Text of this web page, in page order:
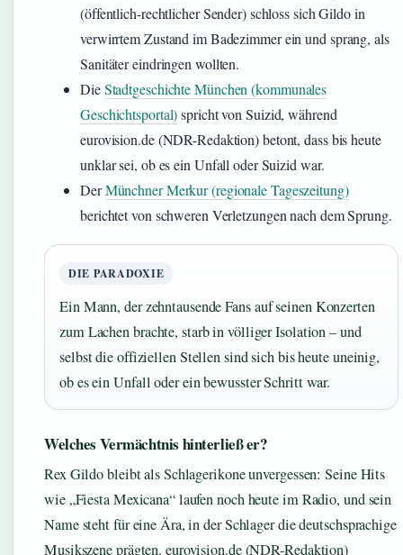
(öffentlich-rechtlicher Sender) schloss sich Gildo in
verwirrtem Zustand im Badezimmer ein und sprang, als
Sanitäter eindringen wollten.
DieStadtgeschichte München (kommunales
Geschichtsportal)spricht von Suizid, während
eurovision.de (NDR-Redaktion) betont, dass bis heute
unklar sei, ob es ein Unfall oder Suizid war.
DerMünchner Merkur (regionale Tageszeitung)
berichtet von schweren Verletzungen nach dem Sprung.
DIE PARADOXIE
Ein Mann, der zehntausende Fans auf seinen Konzerten
zum Lachen brachte, starb in völliger Isolation – und
selbst die offiziellen Stellen sind sich bis heute uneinig,
ob es ein Unfall oder ein bewusster Schritt war.
Welches Vermächtnis hinterließ er?
Rex Gildo bleibt als Schlagerikone unvergessen: Seine Hits
wie „Fiesta Mexicana“ laufen noch heute im Radio, und sein
Name steht für eine Ära, in der Schlager die deutschsprachige
Musikszene prägten. eurovision.de (NDR-Redaktion)